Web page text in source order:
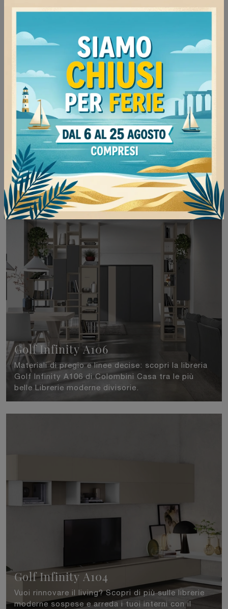
Golf Infinity A107
Librerie a muro iper funzionali per stanze moderne:
scopri di più sul modello Golf Infinity A107 della
marca Colombini Casa!
Golf Infinity A106
Materiali di pregio e linee decise: scopri la libreria
Golf Infinity A106 di Colombini Casa tra le più
belle Librerie moderne divisorie.
Golf Infinity A104
Vuoi rinnovare il living? Scopri di più sulle librerie
moderne sospese e arreda i tuoi interni con il